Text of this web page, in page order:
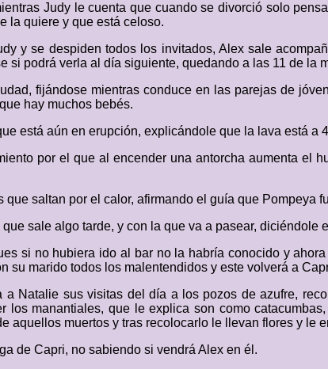
Judy le cuenta que cuando se divorció solo
la quiere y que está celoso.
y se despiden todos los invitados, Alex sale
si podrá verla al día siguiente, quedando a las 11 de la
fijándose mientras conduce en las parejas de
hay muchos bebés.
está aún en erupción, explicándole que la lava está a
por el que al encender una antorcha aumenta
que saltan por el calor, afirmando el guía que Pompeya
sale algo tarde, y con la que va a pasear,
si no hubiera ido al bar no la habría conocido y
su marido todos los malentendidos y este volverá a
Natalie sus visitas del día a los pozos de azufre,
los manantiales, que le explica son como
aquellos muertos y tras recolocarlo le llevan flores y le
de Capri, no sabiendo si vendrá Alex en él.